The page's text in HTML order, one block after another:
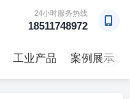
24小时服务热线
18511748972
→
工业产品 案例展示